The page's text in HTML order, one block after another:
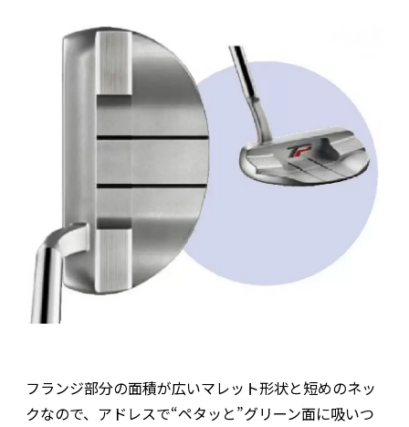
フランジ部分の面積が広いマレット形状と短めのネッ
クなので、アドレスで“ペタッと”グリーン面に吸いつ